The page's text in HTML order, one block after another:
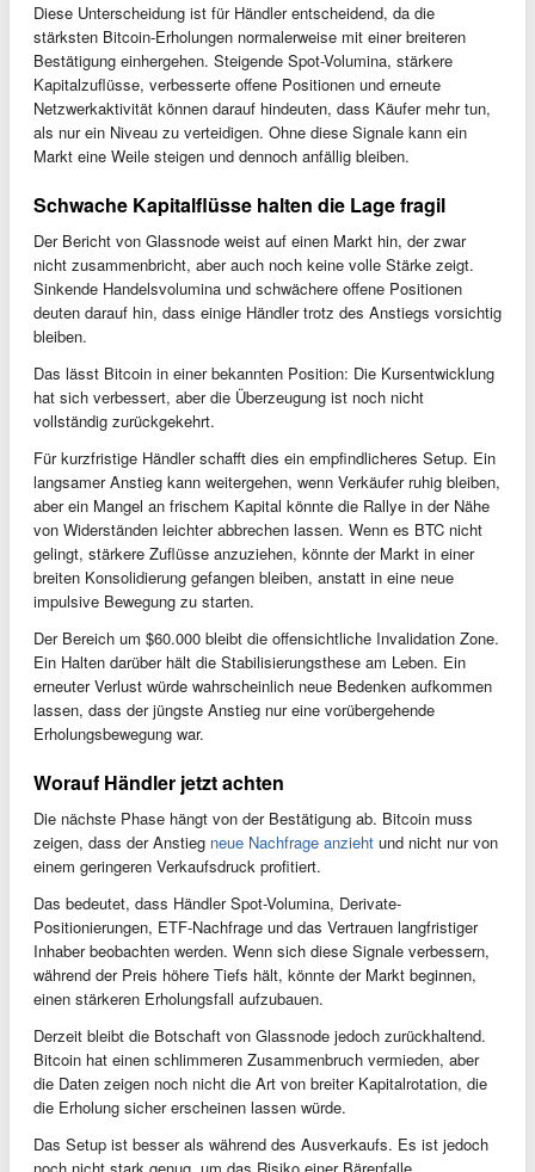
Diese Unterscheidung ist für Händler entscheidend, da die
stärksten Bitcoin-Erholungen normalerweise mit einer breiteren
Bestätigung einhergehen. Steigende Spot-Volumina, stärkere
Kapitalzuflüsse, verbesserte offene Positionen und erneute
Netzwerkaktivität können darauf hindeuten, dass Käufer mehr tun,
als nur ein Niveau zu verteidigen. Ohne diese Signale kann ein
Markt eine Weile steigen und dennoch anfällig bleiben.
Schwache Kapitalflüsse halten die Lage fragil
Der Bericht von Glassnode weist auf einen Markt hin, der zwar
nicht zusammenbricht, aber auch noch keine volle Stärke zeigt.
Sinkende Handelsvolumina und schwächere offene Positionen
deuten darauf hin, dass einige Händler trotz des Anstiegs vorsichtig
bleiben.
Das lässt Bitcoin in einer bekannten Position: Die Kursentwicklung
hat sich verbessert, aber die Überzeugung ist noch nicht
vollständig zurückgekehrt.
Für kurzfristige Händler schafft dies ein empfindlicheres Setup. Ein
langsamer Anstieg kann weitergehen, wenn Verkäufer ruhig bleiben,
aber ein Mangel an frischem Kapital könnte die Rallye in der Nähe
von Widerständen leichter abbrechen lassen. Wenn es BTC nicht
gelingt, stärkere Zuflüsse anzuziehen, könnte der Markt in einer
breiten Konsolidierung gefangen bleiben, anstatt in eine neue
impulsive Bewegung zu starten.
Der Bereich um $60.000 bleibt die offensichtliche Invalidation Zone.
Ein Halten darüber hält die Stabilisierungsthese am Leben. Ein
erneuter Verlust würde wahrscheinlich neue Bedenken aufkommen
lassen, dass der jüngste Anstieg nur eine vorübergehende
Erholungsbewegung war.
Worauf Händler jetzt achten
Die nächste Phase hängt von der Bestätigung ab. Bitcoin muss
zeigen, dass der Anstieg neue Nachfrage anzieht und nicht nur von
einem geringeren Verkaufsdruck profitiert.
Das bedeutet, dass Händler Spot-Volumina, Derivate-
Positionierungen, ETF-Nachfrage und das Vertrauen langfristiger
Inhaber beobachten werden. Wenn sich diese Signale verbessern,
während der Preis höhere Tiefs hält, könnte der Markt beginnen,
einen stärkeren Erholungsfall aufzubauen.
Derzeit bleibt die Botschaft von Glassnode jedoch zurückhaltend.
Bitcoin hat einen schlimmeren Zusammenbruch vermieden, aber
die Daten zeigen noch nicht die Art von breiter Kapitalrotation, die
die Erholung sicher erscheinen lassen würde.
Das Setup ist besser als während des Ausverkaufs. Es ist jedoch